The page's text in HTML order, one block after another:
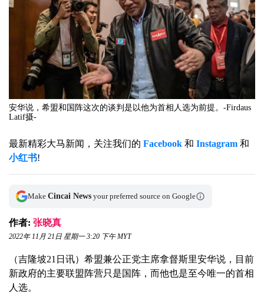
安华说，希盟和国阵这次的谈判是以他为首相人选为前提。-Firdaus
Latif摄-
最新精彩大马新闻，关注我们的 Facebook 和 Instagram 和
小红书!
Make Cincai News your preferred source on Google
作者: 张晓真
2022年 11月 21日 星期一 3:20 下午 MYT
（吉隆坡21日讯）希盟兼公正党主席拿督斯里安华说，目前
新政府的主要联盟阵营只是国阵，而他也是至今唯一的首相
人选。